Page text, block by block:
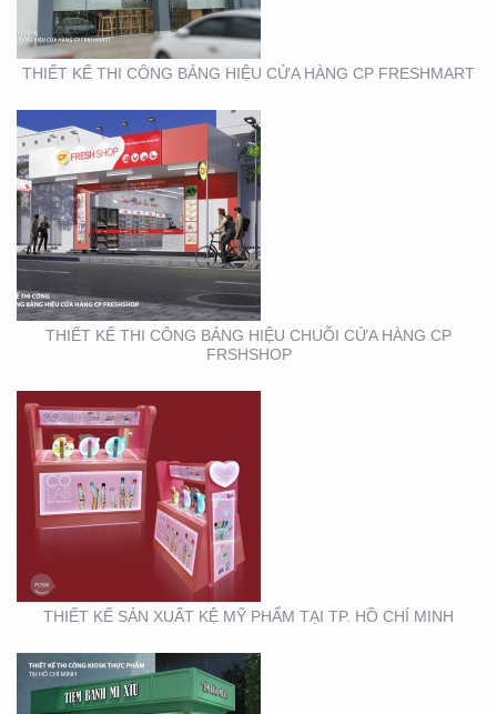
THIẾT KẾ THI CÔNG BẢNG HIỆU CỬA HÀNG CP FRESHMART
THIẾT KẾ THI CÔNG BẢNG HIỆU CHUỖI CỬA HÀNG CP
FRSHSHOP
THIẾT KẾ SẢN XUẤT KỆ
MỸ PHẨM TẠI TP. HỒ
CHÍ MINH
THIẾT KẾ SẢN XUẤT KỆ MỸ PHẨM TẠI TP. HỒ CHÍ MINH
THIẾT KẾ THI CÔNG
KIOSK THỰC PHẨM TẠI
TP. HỒ CHÍ MINH